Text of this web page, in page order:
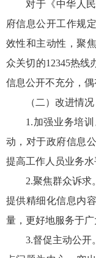
对于《中华人
府信息公开工作规
效性和主动性，聚
众关切的12345热线
信息公开不充分，偶
（二）改进情况
1.加强业务培
动，对于政府信息
提高工作人员业务水
2.聚焦群众诉求
提供精细化信息内
量，更好地服务于广
3.督促主动公开